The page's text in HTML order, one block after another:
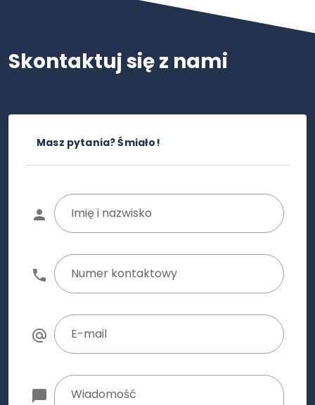
Skontaktuj się z nami
Masz pytania? Śmiało!
Imię i nazwisko
Numer kontaktowy
E-mail
Wiadomość